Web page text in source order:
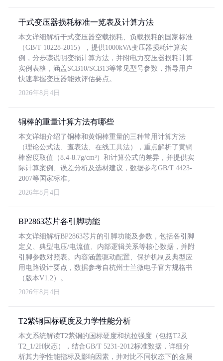
干式变压器损耗标准一览表及计算方法
本文详细解析干式变压器空载损耗、负载损耗的国家标准
（GB/T 10228-2015），提供1000kVA变压器损耗计算实
例，分步骤说明变损计算方法，并附电力变压器损耗计算
实例表格，涵盖SCB10/SCB13等常见型号参数，指导用户
快速掌握变压器能效评估要点。
2026年8月4日
铜棒的重量计算方法有哪些
本文详细介绍了铜棒和黄铜棒重量的三种常用计算方法
（理论公式法、查表法、在线工具法），重点解析了黄铜
棒密度取值（8.4-8.7g/cm³）和计算公式的差异，并提供实
际计算案例、误差分析及选材建议，数据参考GB/T 4423-
2007等国家标准。
2026年8月4日
BP2863芯片各引脚功能
本文详细解析BP2863芯片的引脚功能及参数，包括各引脚
定义、典型电压/电流值、内部逻辑关系等核心数据，并附
引脚参数对照表。内容涵盖驱动配置、保护机制及典型应
用电路设计要点，数据参考自杭州士兰微电子官方规格书
（版本V1.2）。
2026年8月4日
T2紫铜国标硬度及力学性能分析
本文系统解读T2紫铜的国标硬度和抗拉强度（包括T2及
T2_1/2H状态），结合GB/T 5231-2012标准数据，详细分
析其力学性能指标及影响因素，并对比不同状态下的金属